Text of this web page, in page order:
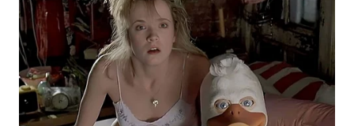
MAJALENGKA
WN
SUBANG
WN